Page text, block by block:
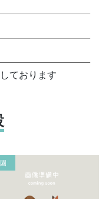
ております